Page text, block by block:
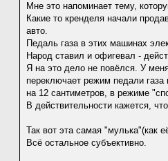
Мне это напоминает тему,
Какие то кренделя начали
авто.
Педаль газа в этих машинах
Народ ставил и офигевал -
Я на это дело не повёлся. У
переключает режим педали газа
на 12 сантиметров, в режиме
В действительности кажется,
Так вот эта самая "мулька"(как
Всё остальное субъективно.